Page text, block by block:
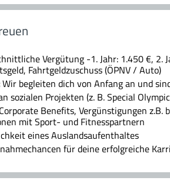
Vergütung -1. Jahr: 1.450 €, 2.
Fahrtgeldzuschuss (ÖPNV / Auto)
Wir begleiten dich von Anfang an und
sozialen Projekten (z. B. Special
Benefits, Vergünstigungen z.B.
mit Sport- und Fitnesspartnern
eines Auslandsaufenthaltes
für deine erfolgreiche